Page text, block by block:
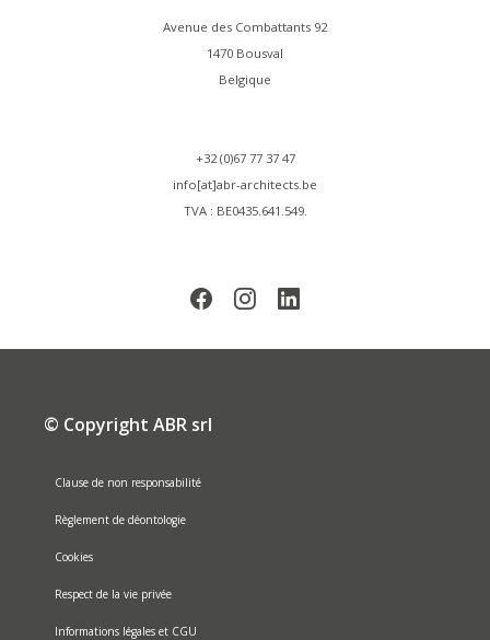
Avenue des Combattants 92
1470 Bousval
Belgique
+32 (0)67 77 37 47
info[at]abr-architects.be
TVA : BE0435.641.549.
© Copyright ABR srl
Clause de non responsabilité
Règlement de déontologie
Cookies
Respect de la vie privée
Informations légales et CGU